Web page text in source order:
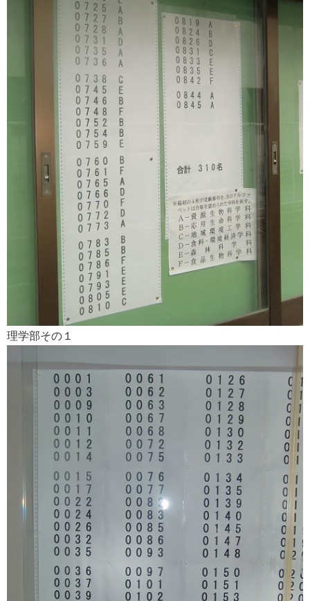
理学部その１